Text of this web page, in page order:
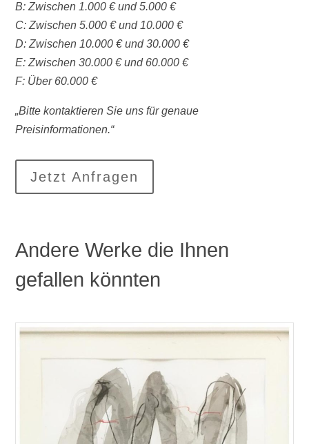
B: Zwischen 1.000 € und 5.000 €
C: Zwischen 5.000 € und 10.000 €
D: Zwischen 10.000 € und 30.000 €
E: Zwischen 30.000 € und 60.000 €
F: Über 60.000 €
„Bitte kontaktieren Sie uns für genaue
Preisinformationen.“
Jetzt Anfragen
Andere Werke die Ihnen
gefallen könnten